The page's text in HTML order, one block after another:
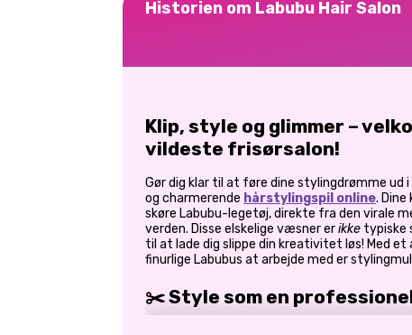
Historien om Labubu Hair Salon
Klip, style og glimmer –
vildeste frisørsalon!
Gør dig klar til at føre dine stylingdrømme ud i
og charmerende hårstylingspil online.
skøre Labubu-legetøj, direkte fra den virale
verden. Disse elskelige væsner erikke typiske
til at lade dig slippe din kreativitet løs! Med
finurlige Labubus at arbejde med er
✂️ Style som en